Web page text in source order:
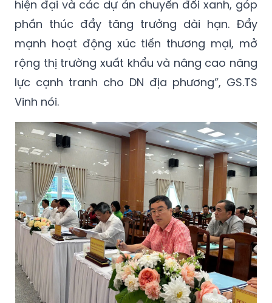
hiện đại và các dự án chuyển đổi xanh, góp
phần thúc đẩy tăng trưởng dài hạn. Đẩy
mạnh hoạt động xúc tiến thương mại, mở
rộng thị trường xuất khẩu và nâng cao năng
lực cạnh tranh cho DN địa phương”, GS.TS
Vinh nói.